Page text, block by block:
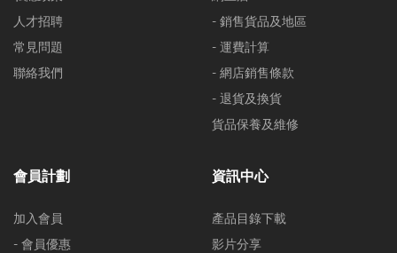
人才招聘
常見問題
聯絡我們
- 銷售貨品及地區
- 運費計算
- 網店銷售條款
- 退貨及換貨
貨品保養及維修
會員計劃
加入會員
- 會員優惠
資訊中心
產品目錄下載
影片分享